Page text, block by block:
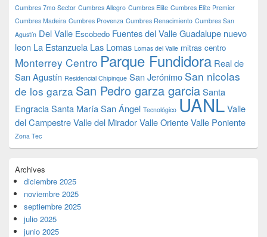
Cumbres 7mo Sector Cumbres Allegro Cumbres Elite Cumbres Elite Premier
Cumbres Madeira Cumbres Provenza Cumbres Renacimiento Cumbres San
Agustín Del Valle Escobedo Fuentes del ValleGuadalupe nuevo
leon La Estanzuela Las Lomas Lomas del Valle mitras centro
Monterrey Centro Parque Fundidora Real de
San Agustín Residencial Chipinque San Jerónimo San nicolas
de los garza San Pedro garza garciaSanta
EngraciaSanta MaríaSan Ángel Tecnológico UANLValle
del CampestreValle del MiradorValle OrienteValle Poniente
Zona Tec
Archives
diciembre 2025
noviembre 2025
septiembre 2025
julio 2025
junio 2025